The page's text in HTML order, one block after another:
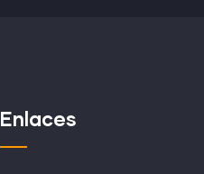
Enlaces